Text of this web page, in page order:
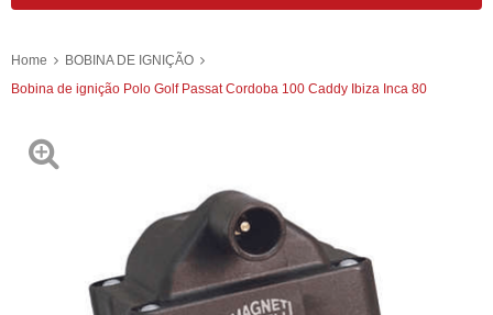
Home
BOBINA DE IGNIÇÃO
Bobina de ignição Polo Golf Passat Cordoba 100 Caddy Ibiza Inca 80